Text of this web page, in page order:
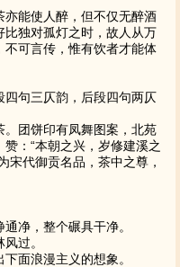
能使人醉，但不仅无醉酒
比独对孤灯之时，故人从万
不可言传，惟有饮者才能体
句三仄韵，后段四句两仄
团饼印有凤舞图案，北苑
：“本朝之兴，岁修建溪之
宋代御贡名品，茶中之尊，
净，整个碾具干净。
过。
面浪漫主义的想象。